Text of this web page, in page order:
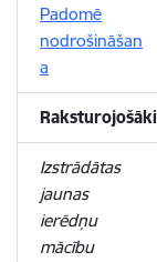
Padomē
nodrošināšan
a
Izstrādātas
jaunas
ierēdņu
mācību